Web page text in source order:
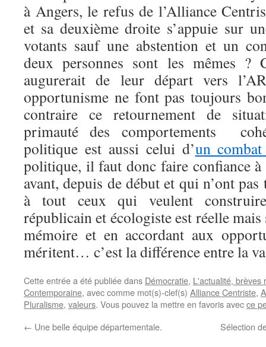
à Angers, le refus de l’Alliance
et sa deuxième droite s’appuie sur
votants sauf une abstention et un
deux personnes sont les mêmes ?
augurerait de leur départ vers
opportunisme ne font pas toujours
contraire ce retournement de
primauté des comportements
politique est aussi celui d’un
politique, il faut donc faire confiance
avant, depuis de début et qui n’ont
à tout ceux qui veulent
républicain et écologiste est réelle mais
mémoire et en accordant aux
méritent… c’est la différence entre la
Cette entrée a été publiée dans Démocratie, L'actualité, brèves
Contemporaine, avec comme mot(s)-clef(s) Alliance Centriste,
Pluralisme, valeurs. Vous pouvez la mettre en favoris avecce
← Une belle équipe départementale. Sélection